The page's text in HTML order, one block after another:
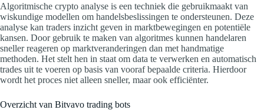
Algoritmische crypto analyse is een techniek die gebruikmaakt van
wiskundige modellen om handelsbeslissingen te ondersteunen. Deze
analyse kan traders inzicht geven in marktbewegingen en potentiële
kansen. Door gebruik te maken van algoritmes kunnen handelaren
sneller reageren op marktveranderingen dan met handmatige
methoden. Het stelt hen in staat om data te verwerken en automatisch
trades uit te voeren op basis van vooraf bepaalde criteria. Hierdoor
wordt het proces niet alleen sneller, maar ook efficiënter.
Overzicht van Bitvavo trading bots